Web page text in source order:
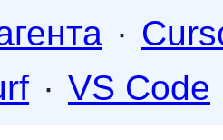
·
· VS Code